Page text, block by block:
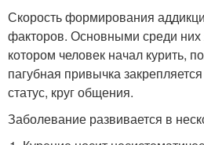
Скорость формирования
факторов. Основными среди них
котором человек начал курить,
пагубная привычка
статус, круг общения.
Заболевание развивается в